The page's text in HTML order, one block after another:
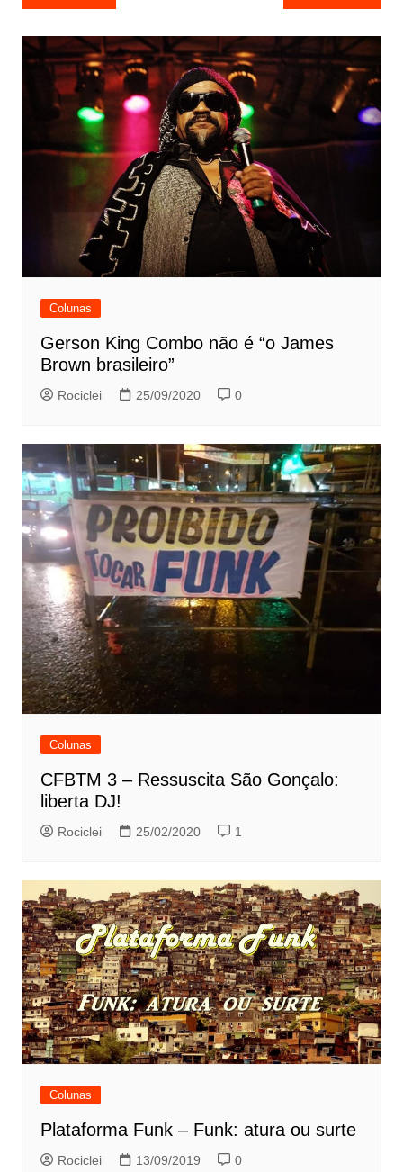
de
Post
Colunas
Gerson King Combo não é “o James
Brown brasileiro”
Rociclei 25/09/2020 0
Colunas
CFBTM 3 – Ressuscita São Gonçalo:
liberta DJ!
Rociclei 25/02/2020 1
Colunas
Plataforma Funk – Funk: atura ou surte
Rociclei 13/09/2019 0